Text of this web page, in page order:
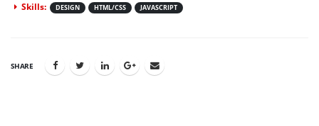
Skills: DESIGN HTML/CSS JAVASCRIPT
SHARE